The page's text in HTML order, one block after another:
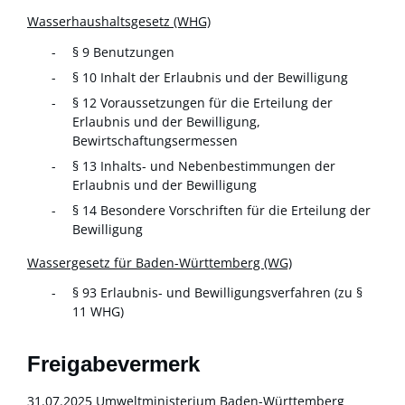
Wasserhaushaltsgesetz (WHG)
§ 9 Benutzungen
§ 10 Inhalt der Erlaubnis und der Bewilligung
§ 12 Voraussetzungen für die Erteilung der
Erlaubnis und der Bewilligung,
Bewirtschaftungsermessen
§ 13 Inhalts- und Nebenbestimmungen der
Erlaubnis und der Bewilligung
§ 14 Besondere Vorschriften für die Erteilung der
Bewilligung
Wassergesetz für Baden-Württemberg (WG)
§ 93 Erlaubnis- und Bewilligungsverfahren (zu §
11 WHG)
Freigabevermerk
31.07.2025 Umweltministerium Baden-Württemberg